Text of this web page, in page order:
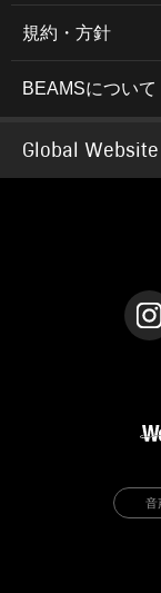
規約・方針
BEAMSについて
Global Website
音